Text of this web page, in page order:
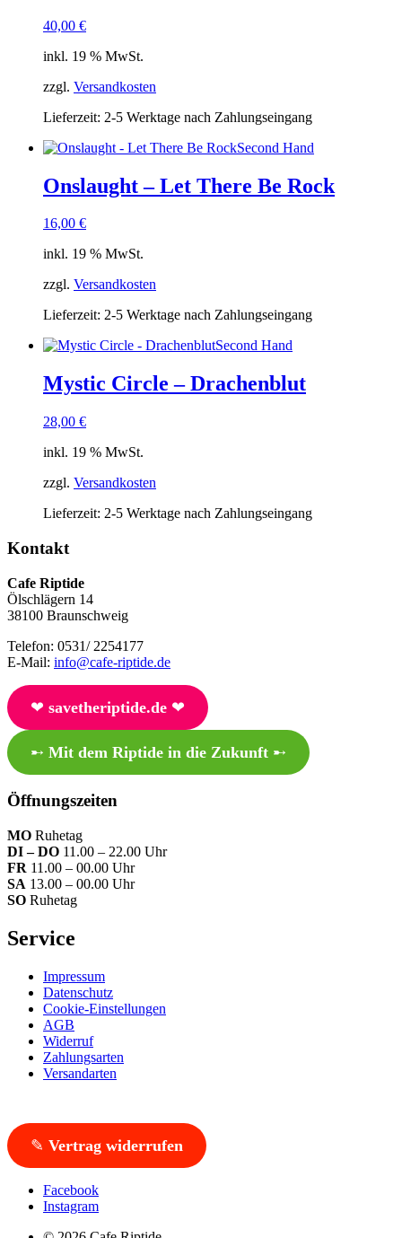
40,00 €
inkl. 19 % MwSt.
zzgl. Versandkosten
Lieferzeit: 2-5 Werktage nach Zahlungseingang
Second Hand
Onslaught – Let There Be Rock
16,00 €
inkl. 19 % MwSt.
zzgl. Versandkosten
Lieferzeit: 2-5 Werktage nach Zahlungseingang
Second Hand
Mystic Circle – Drachenblut
28,00 €
inkl. 19 % MwSt.
zzgl. Versandkosten
Lieferzeit: 2-5 Werktage nach Zahlungseingang
Kontakt
Cafe Riptide
Ölschlägern 14
38100 Braunschweig
Telefon: 0531/ 2254177
E-Mail: info@cafe-riptide.de
❤︎ savetheriptide.de❤︎
➸ Mit dem Riptide in die Zukunft➸
Öffnungszeiten
MO Ruhetag
DI – DO 11.00 – 22.00 Uhr
FR 11.00 – 00.00 Uhr
SA 13.00 – 00.00 Uhr
SO Ruhetag
Service
Impressum
Datenschutz
Cookie-Einstellungen
AGB
Widerruf
Zahlungsarten
Versandarten
✎ Vertrag widerrufen
Facebook
Instagram